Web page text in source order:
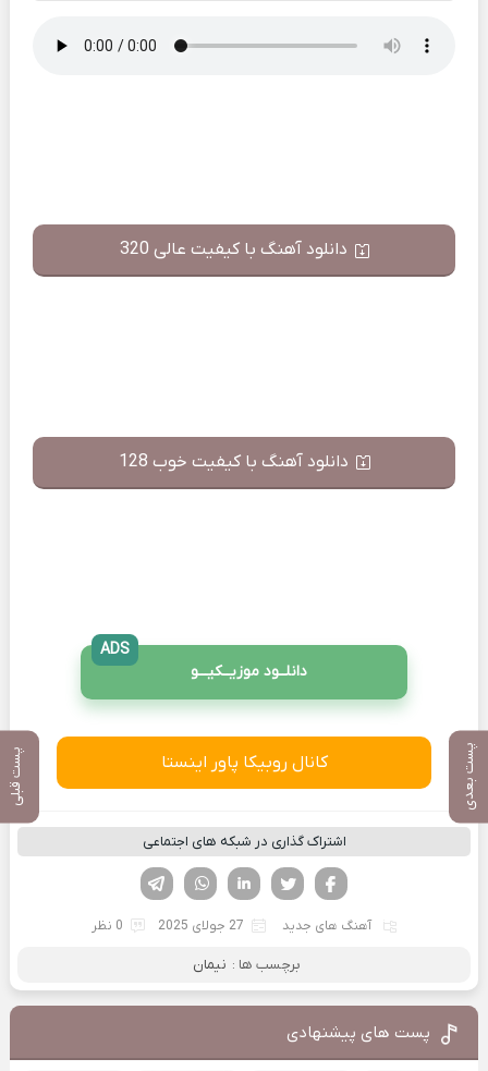
پست بعدی پست قبلی
دانلود آهنگ با کیفیت عالی 320
دانلود آهنگ با کیفیت خوب 128
دانلــود موزیــکیـــو
ADS
کانال روبیکا پاور اینستا
اشتراک گذاری در شبکه های اجتماعی
لینکدین تویتر
فیسوک
آهنگ های جدید 27 جولای 2025 0 نظر
برچسب ها : نیمان
پست های پیشنهادی